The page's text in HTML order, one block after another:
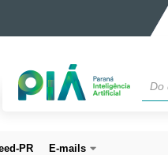
PR E-mails